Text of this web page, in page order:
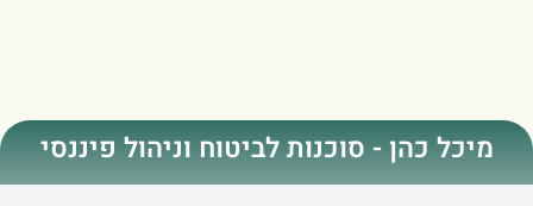
מיכל כהן - סוכנות לביטוח וניהול פיננסי